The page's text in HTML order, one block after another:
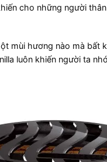
cho những người
mùi hương nào mà bất
luôn khiến người ta